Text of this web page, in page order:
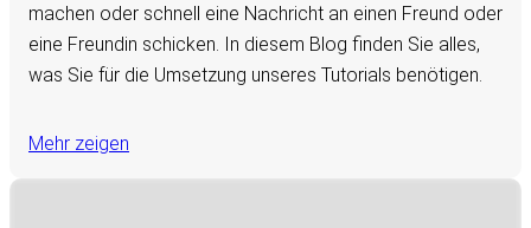
machen oder schnell eine Nachricht an einen Freund oder
eine Freundin schicken. In diesem Blog finden Sie alles,
was Sie für die Umsetzung unseres Tutorials benötigen.
Mehr zeigen